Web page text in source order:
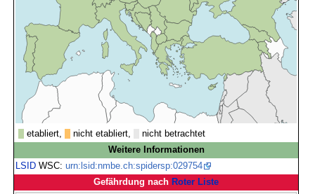
etabliert, nicht etabliert,
nicht betrachtet
Weitere Informationen
LSID WSC:urn:lsid:nmbe.ch:spidersp:029754
Gefährdung nach Roter Liste